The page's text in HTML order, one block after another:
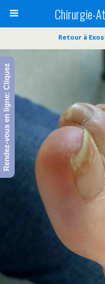
Chirurgie-
Retour à
Rendez-vous en ligne: Cliquez